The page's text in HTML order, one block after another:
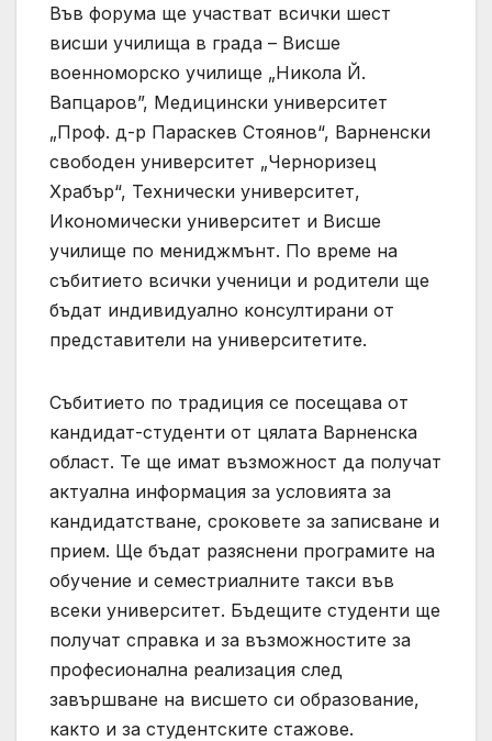
Във форума ще участват всички шест
висши училища в града – Висше
военноморско училище „Никола Й.
Вапцаров”, Медицински университет
„Проф. д-р Параскев Стоянов“, Варненски
свободен университет „Черноризец
Храбър“, Технически университет,
Икономически университет и Висше
училище по мениджмънт. По време на
събитието всички ученици и родители ще
бъдат индивидуално консултирани от
представители на университетите.
Събитието по традиция се посещава от
кандидат-студенти от цялата Варненска
област. Те ще имат възможност да получат
актуална информация за условията за
кандидатстване, сроковете за записване и
прием. Ще бъдат разяснени програмите на
обучение и семестриалните такси във
всеки университет. Бъдещите студенти ще
получат справка и за възможностите за
професионална реализация след
завършване на висшето си образование,
както и за студентските стажове.